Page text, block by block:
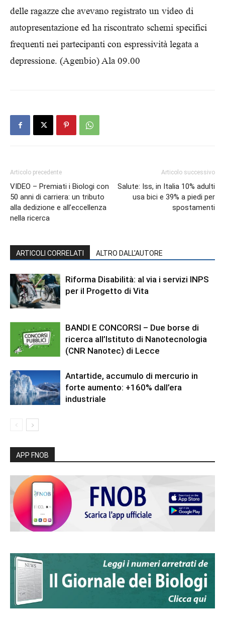
delle ragazze che avevano registrato un video di
autopresentazione ed ha riscontrato schemi specifici
frequenti nei partecipanti con espressività legata a
depressione. (Agenbio) Ala 09.00
Articolo precedente
VIDEO – Premiati i Biologi con
50 anni di carriera: un tributo
alla dedizione e all’eccellenza
nella ricerca
Articolo successivo
Salute: Iss, in Italia 10% adulti
usa bici e 39% a piedi per
spostamenti
ARTICOLI CORRELATI ALTRO DALL'AUTORE
Riforma Disabilità: al via i servizi INPS
per il Progetto di Vita
BANDI E CONCORSI – Due borse di
ricerca all’Istituto di Nanotecnologia
(CNR Nanotec) di Lecce
Antartide, accumulo di mercurio in
forte aumento: +160% dall’era
industriale
APP FNOB